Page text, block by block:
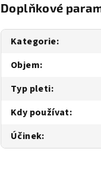
Doplňkové
Kategorie:
Objem:
Typ pleti:
Kdy používat:
Účinek: